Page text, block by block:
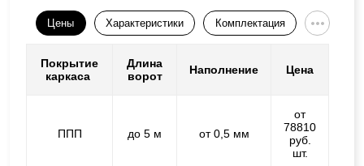
Цены Характеристики Комплектация
Покрытие
каркаса
Длина
ворот
Наполнение Цена
ППП до 5 м от 0,5 мм
от
78810
руб.
шт.